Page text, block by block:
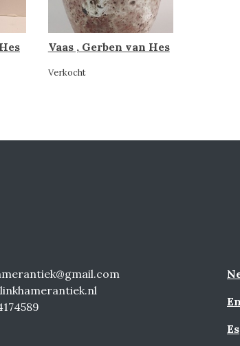
Vaas , Gerben van Hes
Verkocht